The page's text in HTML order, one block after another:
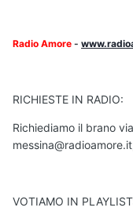
Radio Amore -
RICHIESTE IN RADIO:
Richiediamo il brano
VOTIAMO IN